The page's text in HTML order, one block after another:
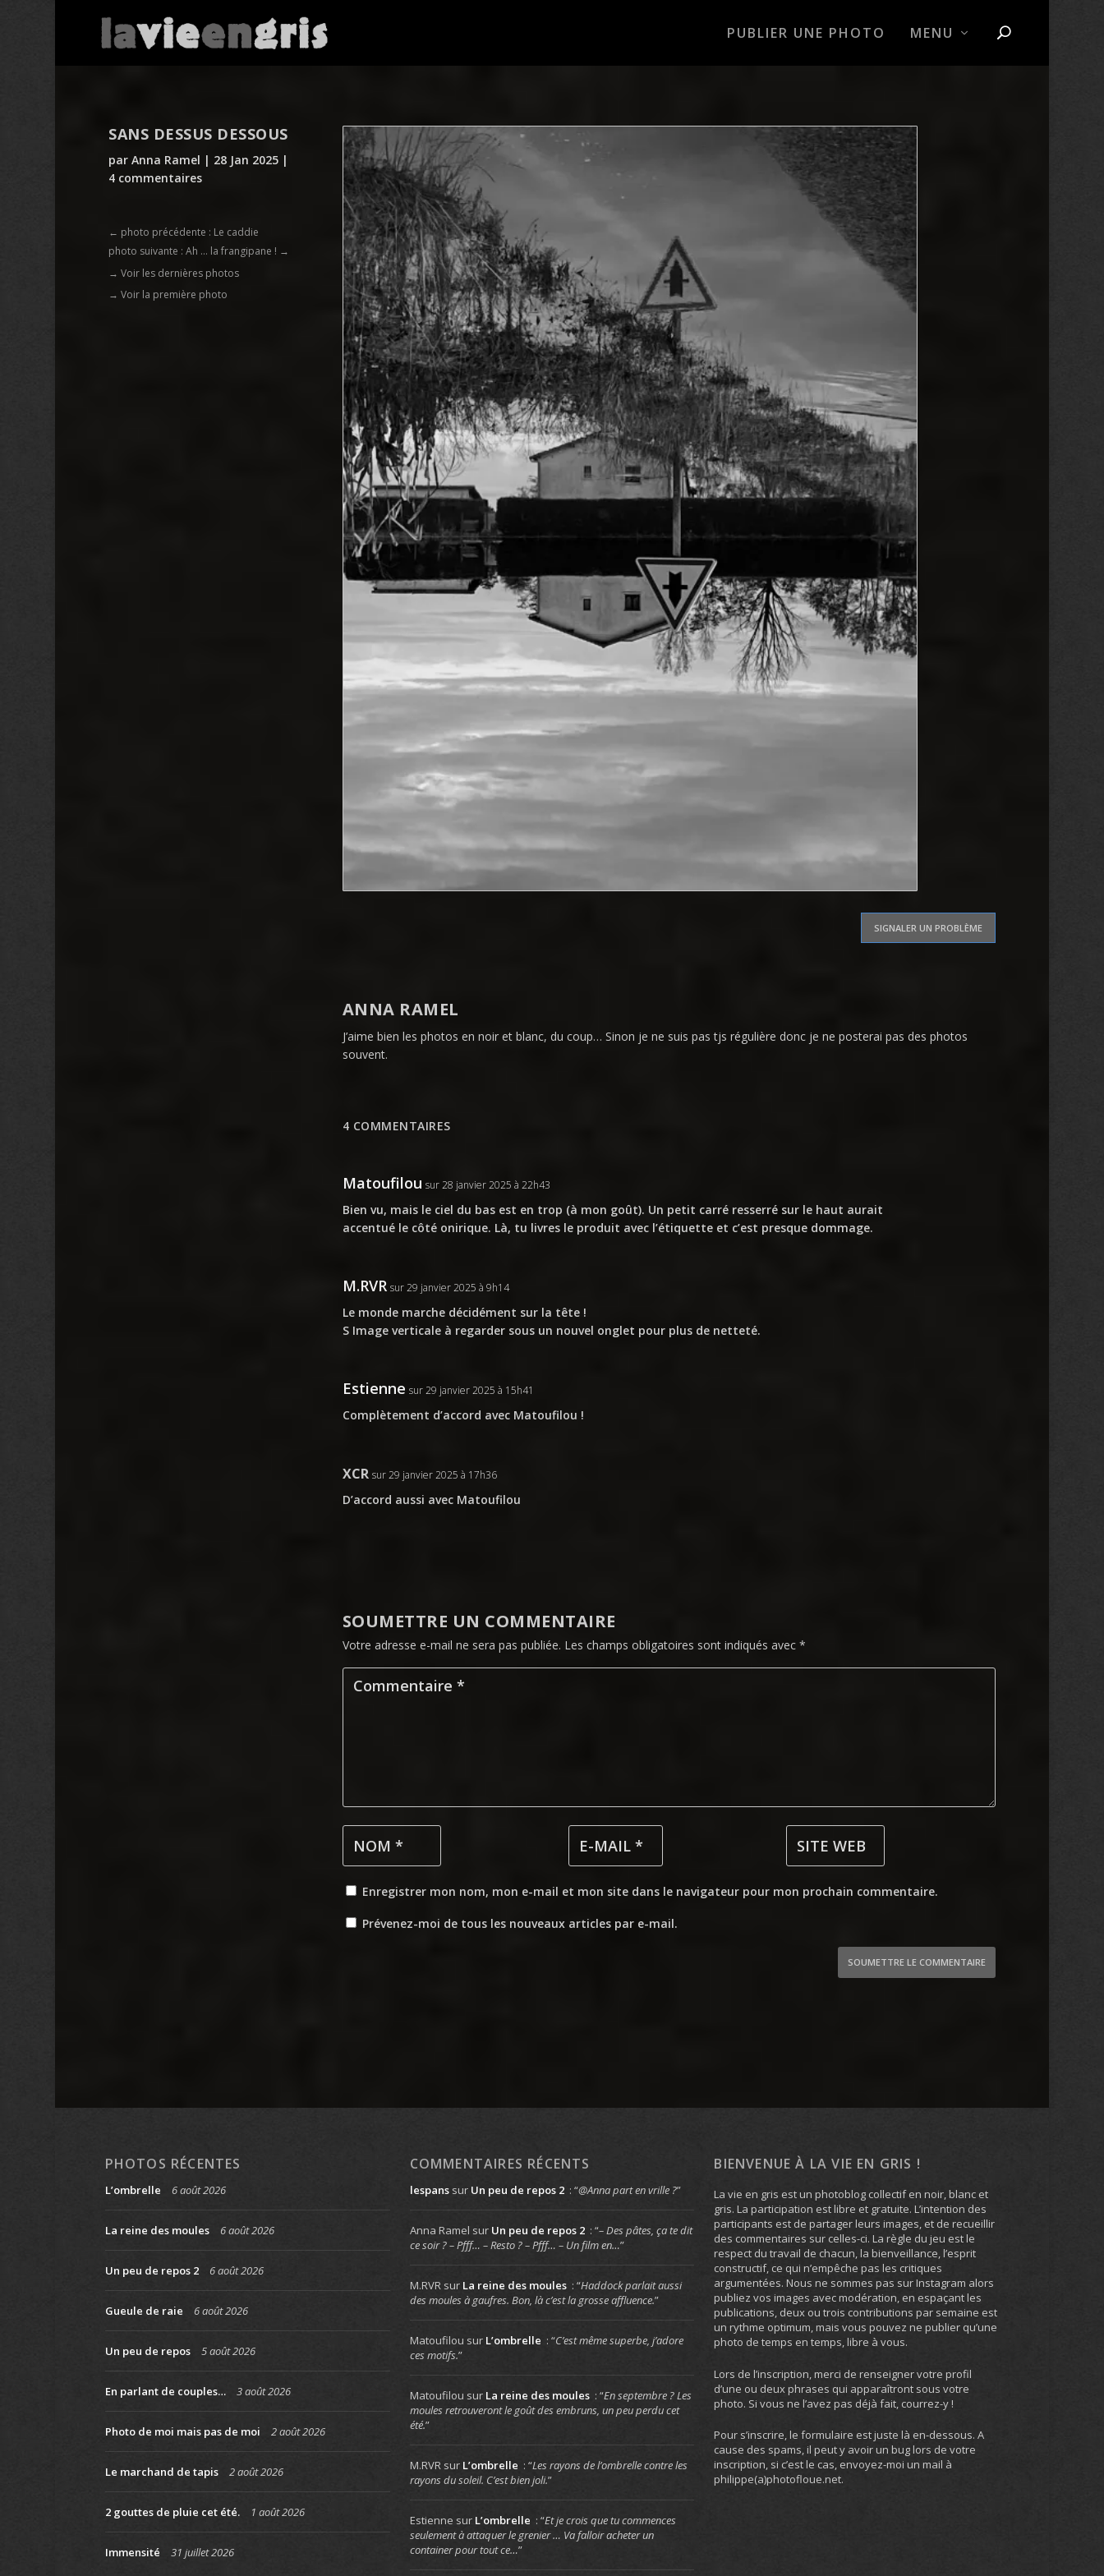
PUBLIER UNE PHOTO MENU
SANS DESSUS DESSOUS
par Anna Ramel | 28 Jan 2025 |
4 commentaires
← photo précédente : Le caddie
photo suivante : Ah ... la frangipane ! →
→ Voir les dernières photos
→ Voir la première photo
SIGNALER UN PROBLÈME
ANNA RAMEL
J’aime bien les photos en noir et blanc, du coup… Sinon je ne suis pas tjs régulière donc je ne posterai pas des photos
souvent.
4 COMMENTAIRES
Matoufilou sur 28 janvier 2025 à 22h43
Bien vu, mais le ciel du bas est en trop (à mon goût). Un petit carré resserré sur le haut aurait
accentué le côté onirique. Là, tu livres le produit avec l’étiquette et c’est presque dommage.
M.RVR sur 29 janvier 2025 à 9h14
Le monde marche décidément sur la tête !
S Image verticale à regarder sous un nouvel onglet pour plus de netteté.
Estienne sur 29 janvier 2025 à 15h41
Complètement d’accord avec Matoufilou !
XCR sur 29 janvier 2025 à 17h36
D’accord aussi avec Matoufilou
SOUMETTRE UN COMMENTAIRE
Votre adresse e-mail ne sera pas publiée. Les champs obligatoires sont indiqués avec *
Enregistrer mon nom, mon e-mail et mon site dans le navigateur pour mon prochain commentaire.
Prévenez-moi de tous les nouveaux articles par e-mail.
SOUMETTRE LE COMMENTAIRE
PHOTOS RÉCENTES
L’ombrelle 6 août 2026
La reine des moules 6 août 2026
Un peu de repos 2 6 août 2026
Gueule de raie 6 août 2026
Un peu de repos 5 août 2026
En parlant de couples… 3 août 2026
Photo de moi mais pas de moi 2 août 2026
Le marchand de tapis 2 août 2026
2 gouttes de pluie cet été. 1 août 2026
Immensité 31 juillet 2026
COMMENTAIRES RÉCENTS
lespanssur Un peu de repos 2 : “@Anna part en vrille ?”
Anna Ramel sur Un peu de repos 2 : “– Des pâtes, ça te dit
ce soir ? – Pfff… – Resto ? – Pfff… – Un film en…”
M.RVRsur La reine des moules : “Haddock parlait aussi
des moules à gaufres. Bon, là c’est la grosse affluence.”
Matoufilou sur L’ombrelle : “C’est même superbe, j’adore
ces motifs.”
Matoufilou sur La reine des moules : “En septembre ? Les
moules retrouveront le goût des embruns, un peu perdu cet
été.”
M.RVRsur L’ombrelle : “Les rayons de l’ombrelle contre les
rayons du soleil. C’est bien joli.”
Estienne sur L’ombrelle : “Et je crois que tu commences
seulement à attaquer le grenier … Va falloir acheter un
container pour tout ce…”
BIENVENUE À LA VIE EN GRIS !
La vie en gris est un photoblog collectif en noir, blanc et
gris. La participation est libre et gratuite. L’intention des
participants est de partager leurs images, et de recueillir
des commentaires sur celles-ci. La règle du jeu est le
respect du travail de chacun, la bienveillance, l’esprit
constructif, ce qui n’empêche pas les critiques
argumentées. Nous ne sommes pas sur Instagram alors
publiez vos images avec modération, en espaçant les
publications, deux ou trois contributions par semaine est
un rythme optimum, mais vous pouvez ne publier qu’une
photo de temps en temps, libre à vous.
Lors de l’inscription, merci de renseigner votre profil
d’une ou deux phrases qui apparaîtront sous votre
photo. Si vous ne l’avez pas déjà fait, courrez-y !
Pour s’inscrire, le formulaire est juste là en-dessous. A
cause des spams, il peut y avoir un bug lors de votre
inscription, si c’est le cas, envoyez-moi un mail à
philippe(a)photofloue.net.